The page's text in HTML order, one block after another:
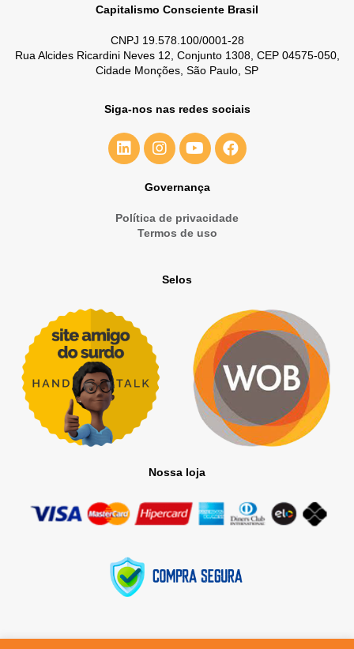
Capitalismo Consciente Brasil
CNPJ 19.578.100/0001-28
Rua Alcides Ricardini Neves 12, Conjunto 1308, CEP 04575-050,
Cidade Monções, São Paulo, SP
Siga-nos nas redes sociais
Governança
Política de privacidade
Termos de uso
Selos
Nossa loja